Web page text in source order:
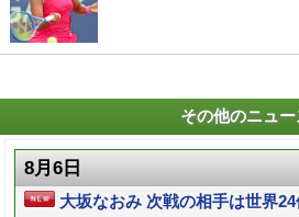
その他のニュー
8月6日
大坂なおみ 次戦の相手は世界24